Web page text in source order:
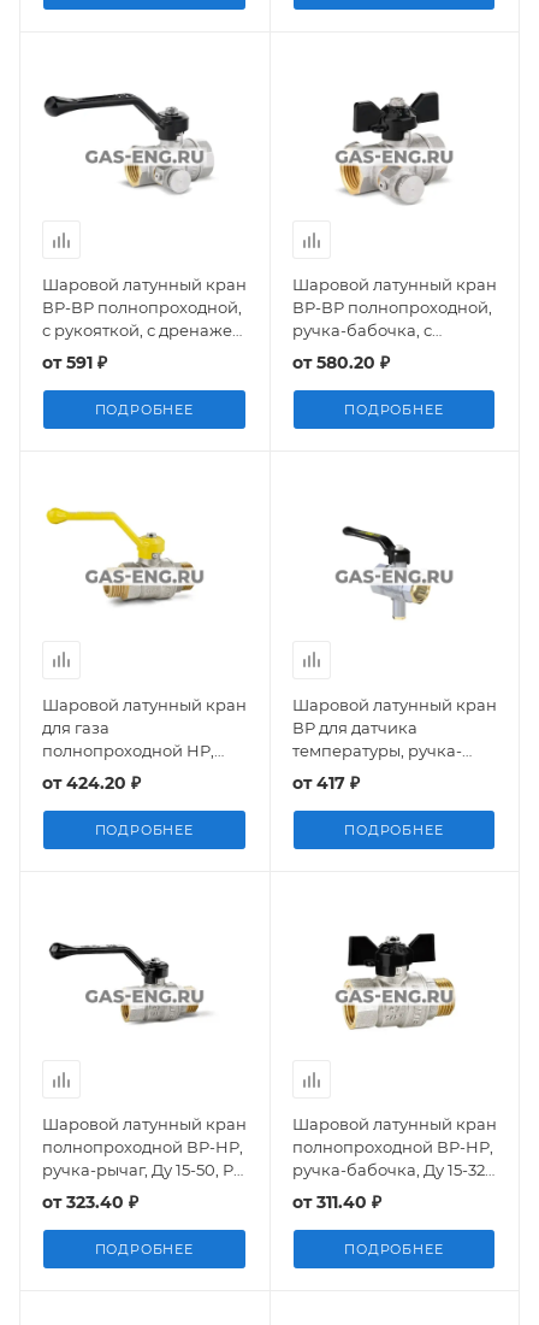
Шаровой латунный кран
ВР-ВР полнопроходной,
с рукояткой, с дренажем
и воздухоотводчиком, Ду
от591 ₽
ПОДРОБНЕЕ
Шаровой латунный кран
ВР-ВР полнопроходной,
ручка-бабочка, с
дренажем и
15, Ру 40, LD Pride
от580.20 ₽
ПОДРОБНЕЕ
Шаровой латунный кран
для газа
полнопроходной НР,
ручка-рычаг, Ду 15-25, Ру
40, LD Pride
от424.20 ₽
ПОДРОБНЕЕ
Шаровой латунный кран
ВР для датчика
температуры, ручка-
рычаг, Ду 15, Ру 40, LD
Pride 45.15.В-В.T.Р
от417 ₽
ПОДРОБНЕЕ
Шаровой латунный кран
полнопроходной ВР-НР,
ручка-рычаг, Ду 15-50, Ру
25-40, LD Pride
от323.40 ₽
ПОДРОБНЕЕ
Шаровой латунный кран
полнопроходной ВР-НР,
ручка-бабочка, Ду 15-32,
Ру 25-40, LD Pride
от311.40 ₽
ПОДРОБНЕЕ